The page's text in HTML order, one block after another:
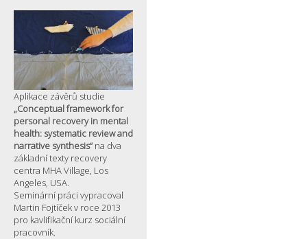
Aplikace závěrů studie
„Conceptual framework for
personal recovery in mental
health: systematic review and
narrative synthesis“na dva
základní texty recovery
centra MHA Village, Los
Angeles, USA.
Seminární práci vypracoval
Martin Fojtíček v roce 2013
pro kavlifikační kurz sociální
pracovník.